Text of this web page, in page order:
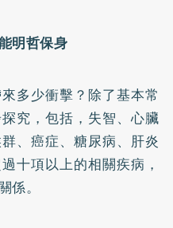
明哲保身
多少衝擊？除了基本常
究，包括，失智、心臟
、癌症、 糖尿病、肝炎
十項以上的相關疾病，
係。